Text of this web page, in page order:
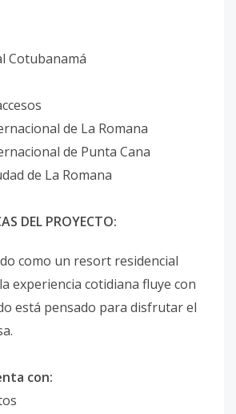
Cotubanamá
de La Romana
de Punta Cana
de La Romana
DEL PROYECTO:
como un resort residencial
experiencia cotidiana fluye con
está pensado para disfrutar el
con: